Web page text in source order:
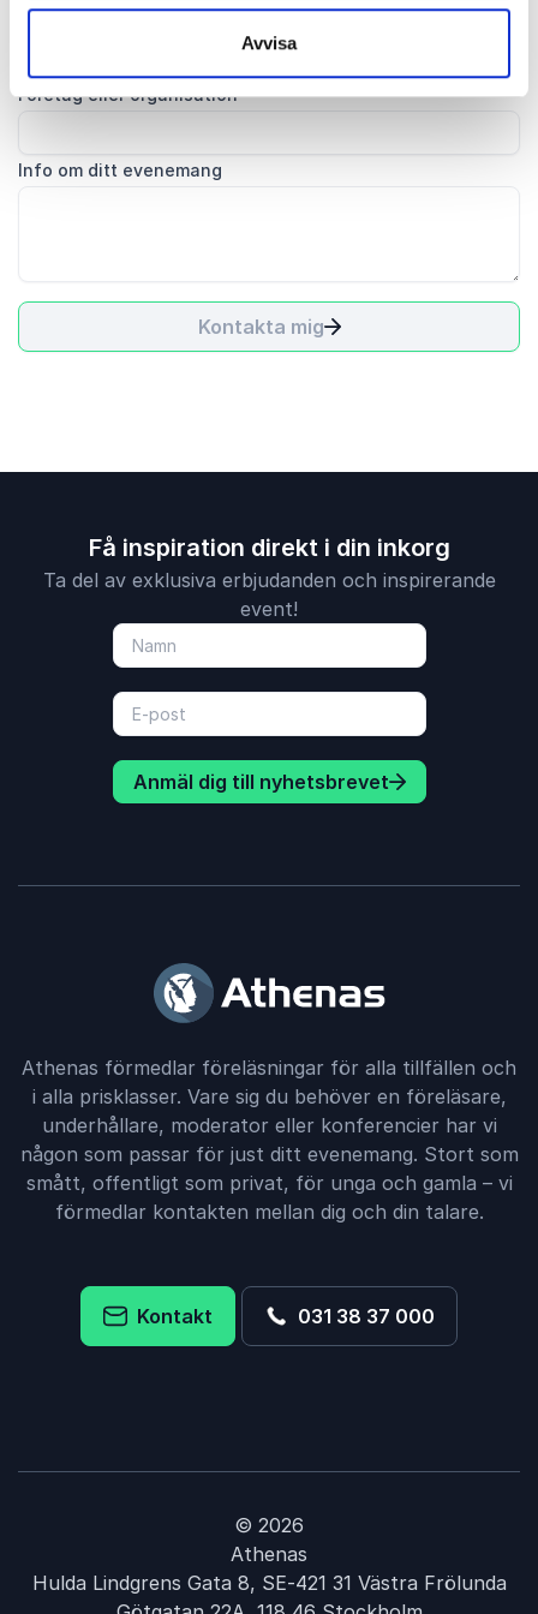
Avvisa
E-post*
Företag eller organisation
Info om ditt evenemang
Kontakta mig
Få inspiration direkt i din inkorg
Ta del av exklusiva erbjudanden och inspirerande
event!
Anmäl dig till nyhetsbrevet
Athenas förmedlar föreläsningar för alla tillfällen och
i alla prisklasser. Vare sig du behöver en föreläsare,
underhållare, moderator eller konferencier har vi
någon som passar för just ditt evenemang. Stort som
smått, offentligt som privat, för unga och gamla – vi
förmedlar kontakten mellan dig och din talare.
Kontakt 031 38 37 000
© 2026
Athenas
Hulda Lindgrens Gata 8, SE-421 31 Västra Frölunda